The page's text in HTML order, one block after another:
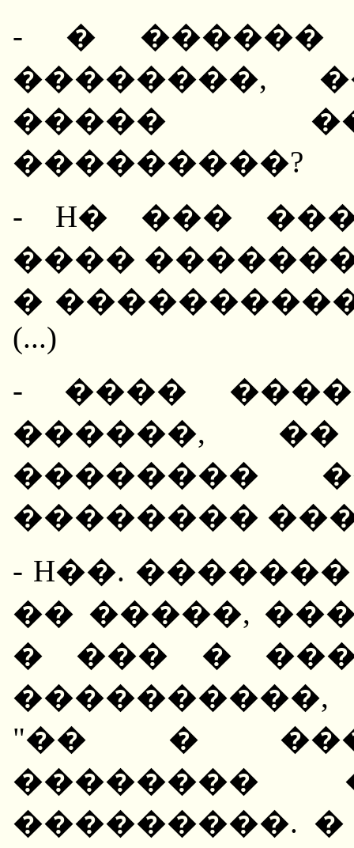
- � ������
��������,
�����
���������?
- H� ���
����
�
(...)
- ����
������,
��������
��������
- H��.
�� �����,
� ��� �
"�� �
���������.